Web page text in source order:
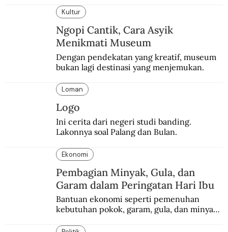
Kultur
Ngopi Cantik, Cara Asyik
Menikmati Museum
Dengan pendekatan yang kreatif, museum
bukan lagi destinasi yang menjemukan.
Loman
Logo
Ini cerita dari negeri studi banding.
Lakonnya soal Palang dan Bulan.
Ekonomi
Pembagian Minyak, Gula, dan
Garam dalam Peringatan Hari Ibu
Bantuan ekonomi seperti pemenuhan
kebutuhan pokok, garam, gula, dan minyak
peringatan Hari Ibu.